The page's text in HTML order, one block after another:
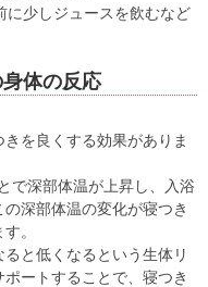
に少しジュースを飲むなど
体の反応
を良くする効果がありま
で深部体温が上昇し、入浴
深部体温の変化が寝つき
。
と低くなるという生体リ
ートすることで、寝つき